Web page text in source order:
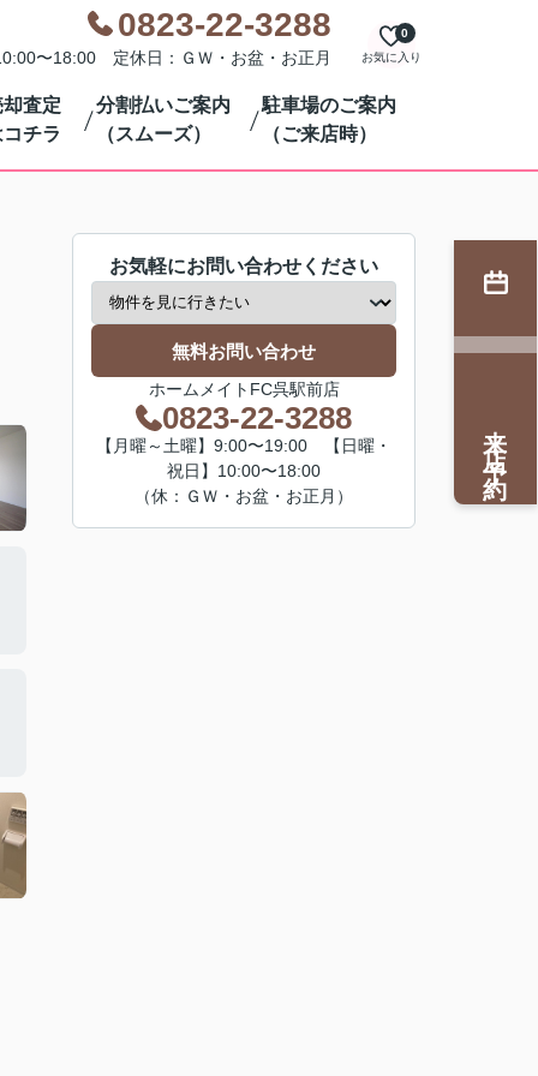
0823-22-3288
〜18:00 定休日：ＧＷ・お盆・お正月 お気に入り
0
査定
コチラ
分割払いご案内
（スムーズ）
駐車場のご案内
（ご来店時）
お気軽にお問い合わせください
無料お問い合わせ
ホームメイトFC呉駅前店
0823-22-3288
【月曜～土曜】9:00〜19:00 【日曜・
祝日】10:00〜18:00
（休：ＧＷ・お盆・お正月）
来店予約